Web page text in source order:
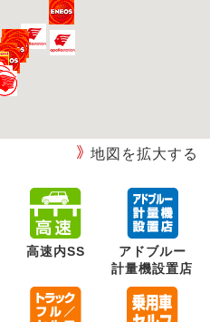
地図を拡大する
高速内SS
アドブルー
計量機設置店